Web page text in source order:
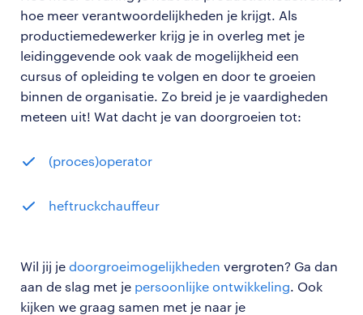
hoe meer verantwoordelijkheden je krijgt. Als
productiemedewerker krijg je in overleg met je
leidinggevende ook vaak de mogelijkheid een
cursus of opleiding te volgen en door te groeien
binnen de organisatie. Zo breid je je vaardigheden
meteen uit! Wat dacht je van doorgroeien tot:
(proces)operator
heftruckchauffeur
Wil jij je doorgroeimogelijkheden vergroten? Ga dan
aan de slag met je persoonlijke ontwikkeling . Ook
kijken we graag samen met je naar je